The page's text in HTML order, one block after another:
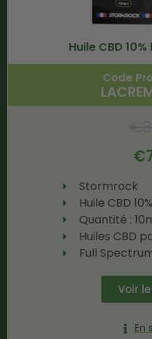
Huile CBD
Code
€
Stormrock
Huile CBD 10%
Quantité :
Huiles CBD
Full
Voir
En